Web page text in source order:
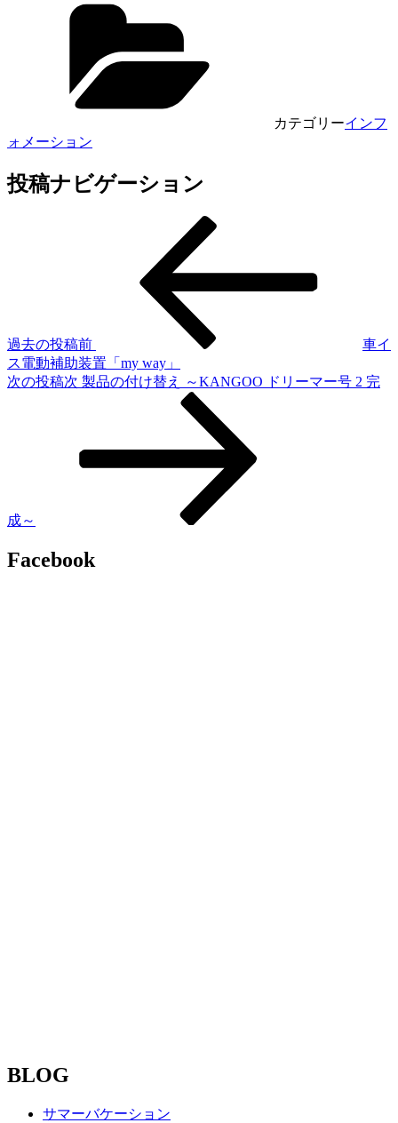
カテゴリーインフ
ォメーション
投稿ナビゲーション
過去の投稿前
車イ
ス電動補助装置「my way」
次の投稿次 製品の付け替え ～KANGOO ドリーマー号 2 完
成～
Facebook
BLOG
サマーバケーション